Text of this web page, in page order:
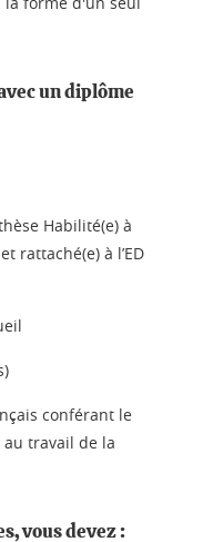
un diplôme
Habilité(e) à
rattaché(e) à l’ED
conférant le
travail de la
vous devez :